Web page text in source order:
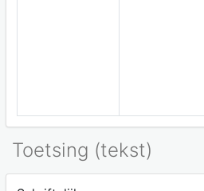
Toetsing (tekst)